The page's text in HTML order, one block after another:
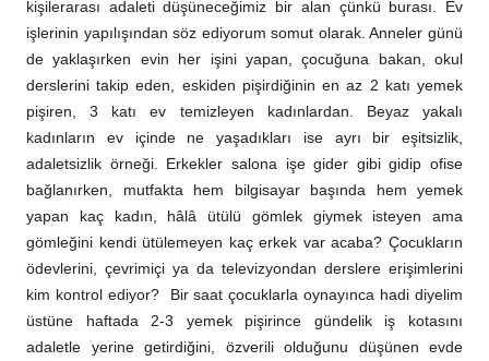
kişilerarası adaleti düşüneceğimiz bir alan çünkü burası. Ev
işlerinin yapılışından söz ediyorum somut olarak. Anneler günü
de yaklaşırken evin her işini yapan, çocuğuna bakan, okul
derslerini takip eden, eskiden pişirdiğinin en az 2 katı yemek
pişiren, 3 katı ev temizleyen kadınlardan. Beyaz yakalı
kadınların ev içinde ne yaşadıkları ise ayrı bir eşitsizlik,
adaletsizlik örneği. Erkekler salona işe gider gibi gidip ofise
bağlanırken, mutfakta hem bilgisayar başında hem yemek
yapan kaç kadın, hâlâ ütülü gömlek giymek isteyen ama
gömleğini kendi ütülemeyen kaç erkek var acaba? Çocukların
ödevlerini, çevrimiçi ya da televizyondan derslere erişimlerini
kim kontrol ediyor? Bir saat çocuklarla oynayınca hadi diyelim
üstüne haftada 2-3 yemek pişirince gündelik iş kotasını
adaletle yerine getirdiğini, özverili olduğunu düşünen evde